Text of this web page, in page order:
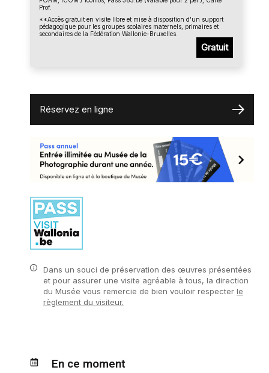
Prof.
**Accès gratuit en visite libre et mise à disposition d'un support
pédagogique pour les groupes scolaires maternels, primaires et
secondaires de la Fédération Wallonie-Bruxelles.
Gratuit
Réservez en ligne
Dans un souci de préservation des œuvres présentées
et pour assurer une visite agréable à tous, la direction
du Musée vous remercie de bien vouloir respecter le
règlement du visiteur.
En ce moment